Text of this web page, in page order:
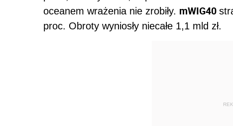
oceanem wrażenia nie zrobiły. mWIG40
proc. Obroty wyniosły niecałe 1,1 mld zł.